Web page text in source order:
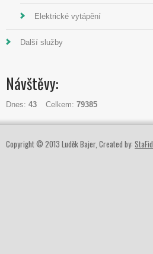
Elektrické vytápění
Další služby
Návštěvy:
Dnes: 43 Celkem: 79385
Copyright © 2013 Luděk Bajer, Created by: StaFid